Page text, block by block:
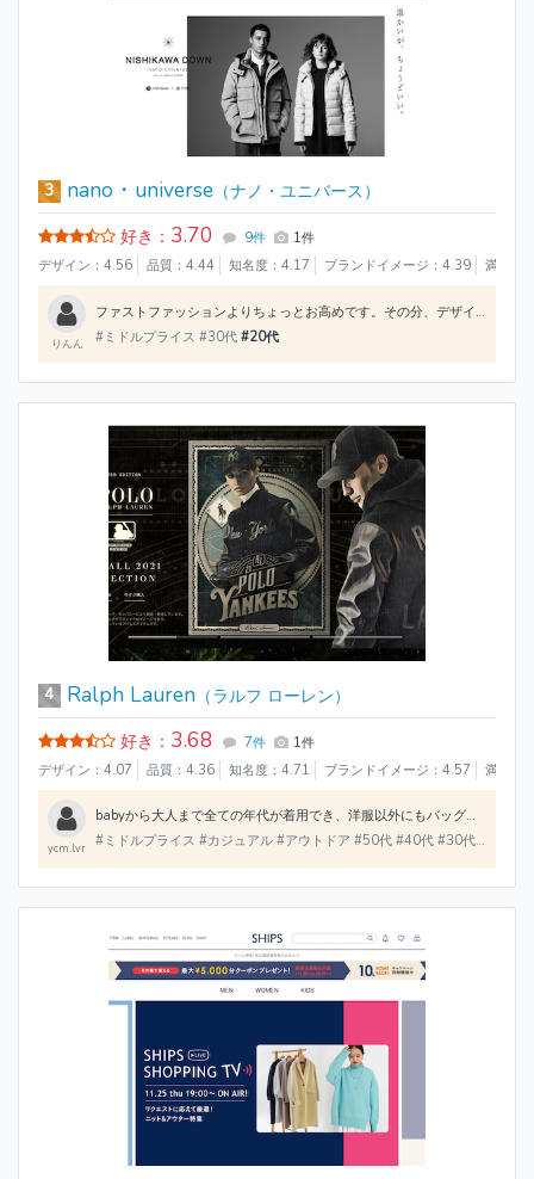
3 nano・universe（ナノ・ユニバース）
好き： 3.70 9件
1件
デザイン：4.56
品質：4.44 知名度：4.17 ブランドイメージ：4.39 満足度
りんん
ファストファッションよりちょっとお高めです。その分、デザインや生地がよく、長く着られそうなものが多いです。デザインはシンプルなものが多いイメージで、着回しもしやすいです。メンズもレディースもあるので、家族でよく買い物に行きます。
#ミドルプライス #30代 #20代
4 Ralph Lauren（ラルフ ローレン）
好き： 3.68 7件
1件
デザイン：4.07
品質：4.36 知名度：4.71 ブランドイメージ：4.57 満足度
ycm.lvr
babyから大人まで全ての年代が着用でき、洋服以外にもバッグや靴、ファブリックなどの雑貨アイテムも豊富に揃う。 また店舗に併設されたカフェもあり、カフェ限定グッズを購入したり買い物の後はゆっくりとお茶を飲んでくつろぐこともできる。
#ミドルプライス #カジュアル #アウトドア #50代 #40代 #30代#20代